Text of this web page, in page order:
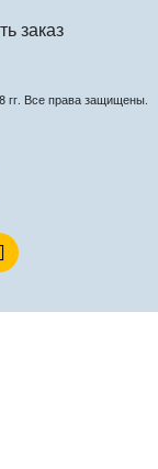
заказ
гг. Все права защищены.